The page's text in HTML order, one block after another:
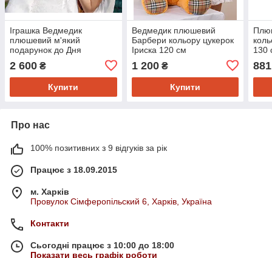
Іграшка Ведмедик
плюшевий м'який
подарунок до Дня
Народження білий 160 см
2 600 ₴
Купити
Ведмедик плюшевий
Барбери кольору цукерок
Іриска 120 см
1 200₴
Купити
130
881
Про нас
100% позитивних з 9 відгуків за рік
Працює з 18.09.2015
м. Харків
Провулок Сімферопільский 6, Харків, Україна
Контакти
Сьогодні працює з 10:00 до 18:00
Показати весь графік роботи